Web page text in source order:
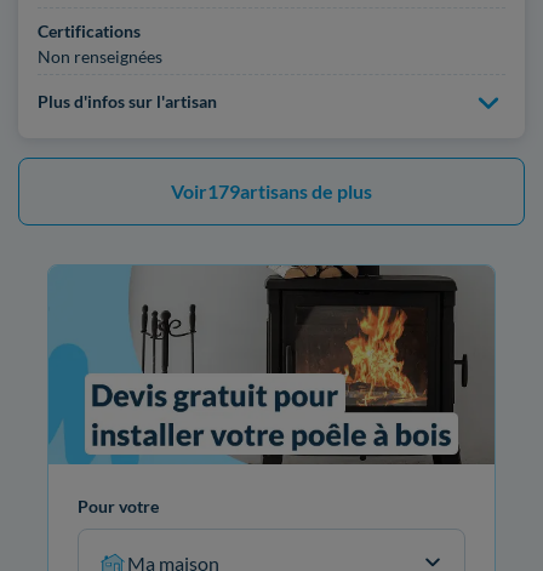
Certifications
Non renseignées
Plus d'infos sur l'artisan
Voir179artisans de plus
Pour votre
Ma maison